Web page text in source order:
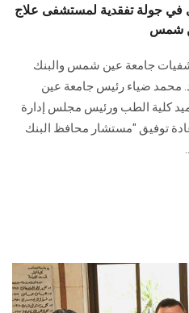
في جولة تفقدية لمستشفى علاج
شمس
جامعة عين شمس والبنك
محمد ضياء رئيس جامعة عين
كلية الطب ورئيس مجلس إدارة
توفيق "مستشار محافظ البنك